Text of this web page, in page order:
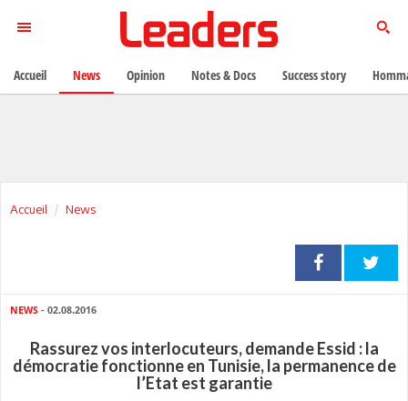
Accueil News
NEWS - 02.08.2016
Rassurez vos interlocuteurs, demande Essid : la
démocratie fonctionne en Tunisie, la permanence de
l’Etat est garantie
Accueil News Opinion Notes & Docs Success story